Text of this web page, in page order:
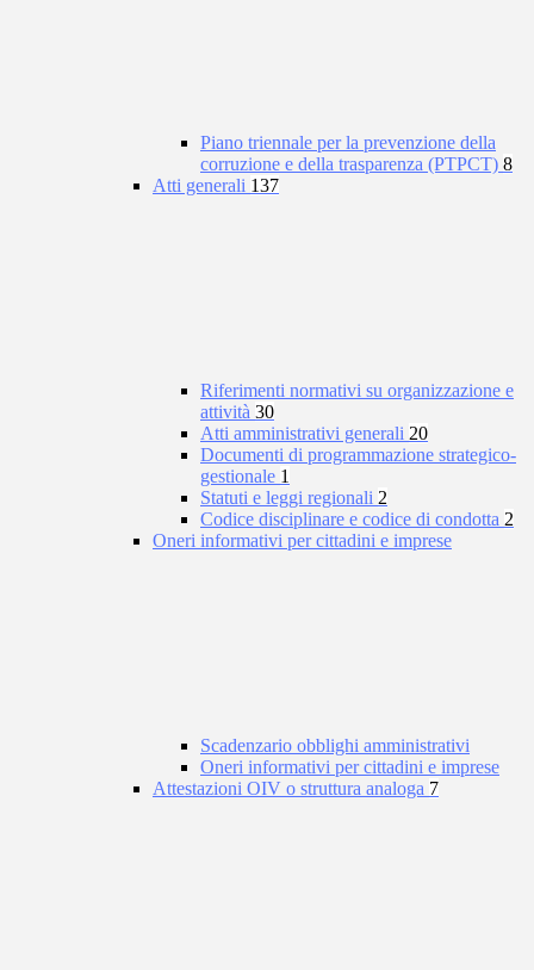
Piano triennale per la prevenzione della
corruzione e della trasparenza (PTPCT) 8
Atti generali 137
Riferimenti normativi su organizzazione e
attività 30
Atti amministrativi generali 20
Documenti di programmazione strategico-
gestionale 1
Statuti e leggi regionali 2
Codice disciplinare e codice di condotta 2
Oneri informativi per cittadini e imprese
Scadenzario obblighi amministrativi
Oneri informativi per cittadini e imprese
Attestazioni OIV o struttura analoga 7